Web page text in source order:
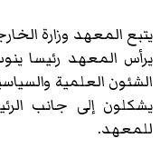
يرأس المعهد رئيسا
الشئون العلمية
يشكلون إلى جانب
للمعهد.